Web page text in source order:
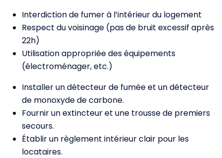
Interdiction de fumer à l’intérieur du logement
Respect du voisinage (pas de bruit excessif après
22h)
Utilisation appropriée des équipements
(électroménager, etc.)
Installer un détecteur de fumée et un détecteur
de monoxyde de carbone.
Fournir un extincteur et une trousse de premiers
secours.
Établir un règlement intérieur clair pour les
locataires.